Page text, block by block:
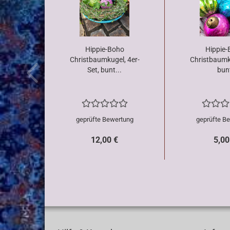
Hippie-Boho
Christbaumkugel, 4er-
Set, bunt...
geprüfte Bewertung
12,00 €
Hippie-
geprüfte